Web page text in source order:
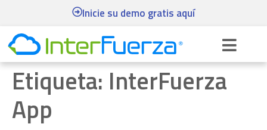
Inicie su demo gratis aquí
Etiqueta: InterFuerza
App